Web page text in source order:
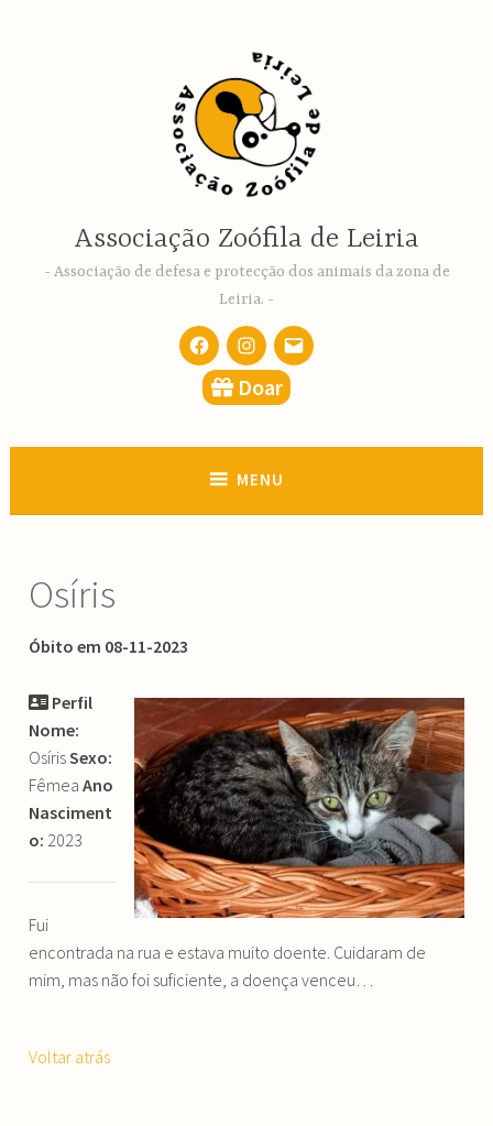
Associação Zoófila de Leiria
Associação de defesa e protecção dos animais da zona de
Leiria.
FacebookInstagram
email
Doar
MENU
Osíris
Óbito em 08-11-2023
Perfil
Nome:
OsírisSexo:
Fêmea Ano
Nasciment
o: 2023
Fui
encontrada na rua e estava muito doente. Cuidaram de
mim, mas não foi suficiente, a doença venceu…
Voltar atrás